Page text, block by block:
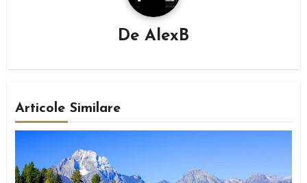
De AlexB
Articole Similare